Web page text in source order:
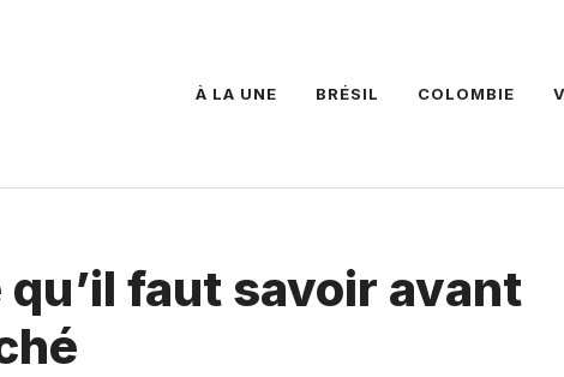
À LA UNE BRÉSIL COLOMBIE
qu’il faut savoir avant